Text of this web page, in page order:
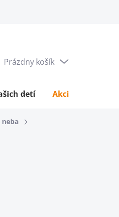
Nákupný
Prázdny košík
detí Akcie týždňa